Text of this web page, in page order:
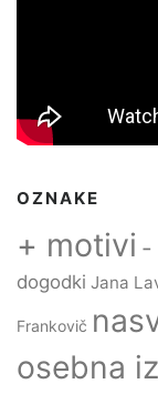
OZNAKE
+ motivi -
dogodki Jana
Frankovič
osebna